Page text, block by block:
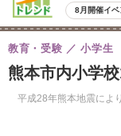
8月開催イ
熊本市内小学
平成28年熊本地震によ
教育・受験 小学生